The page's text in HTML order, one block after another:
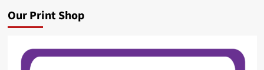
Our Print Shop